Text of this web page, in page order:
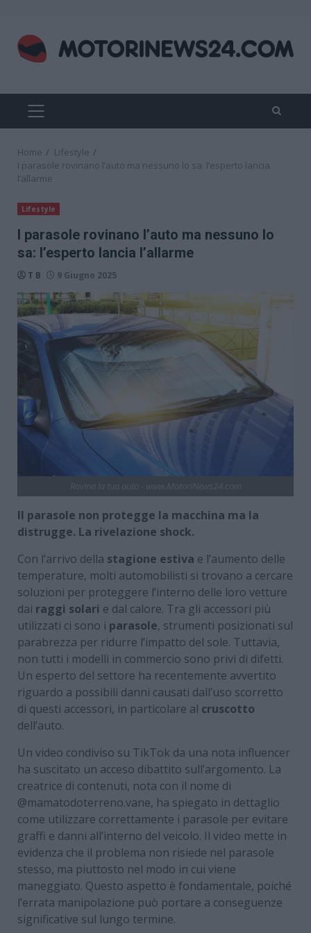
content
PRIMARY
MENU
Home
Lifestyle
I parasole rovinano l’auto ma nessuno lo sa: l’esperto lancia
l’allarme
Lifestyle
I parasole rovinano l’auto ma nessuno lo
sa: l’esperto lancia l’allarme
T B 9 Giugno 2025
Il parasole non protegge la macchina ma la
distrugge. La rivelazione shock.
Con l’arrivo della stagione estiva e l’aumento delle
temperature, molti automobilisti si trovano a cercare
soluzioni per proteggere l’interno delle loro vetture
dai raggi solari e dal calore. Tra gli accessori più
utilizzati ci sono i parasole, strumenti posizionati sul
parabrezza per ridurre l’impatto del sole. Tuttavia,
non tutti i modelli in commercio sono privi di difetti.
Un esperto del settore ha recentemente avvertito
riguardo a possibili danni causati dall’uso scorretto
di questi accessori, in particolare al cruscotto
dell’auto.
Un video condiviso su TikTok da una nota influencer
ha suscitato un acceso dibattito sull’argomento. La
creatrice di contenuti, nota con il nome di
@mamatodoterreno.vane, ha spiegato in dettaglio
come utilizzare correttamente i parasole per evitare
graffi e danni all’interno del veicolo. Il video mette in
evidenza che il problema non risiede nel parasole
stesso, ma piuttosto nel modo in cui viene
maneggiato. Questo aspetto è fondamentale, poiché
l’errata manipolazione può portare a conseguenze
significative sul lungo termine.